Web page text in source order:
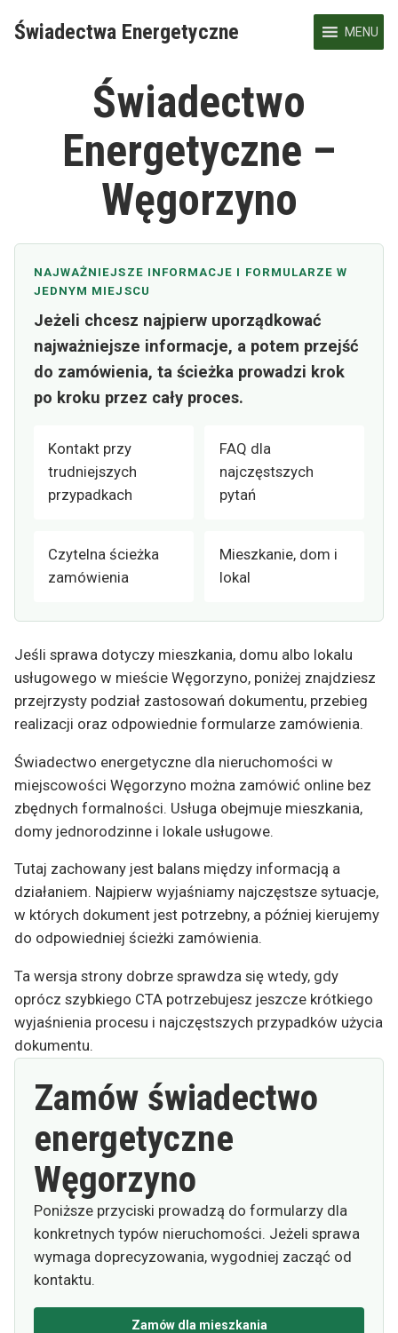
Świadectwa Energetyczne MENU
Świadectwo
Energetyczne –
Węgorzyno
NAJWAŻNIEJSZE INFORMACJE I FORMULARZE W
JEDNYM MIEJSCU
Jeżeli chcesz najpierw uporządkować
najważniejsze informacje, a potem przejść
do zamówienia, ta ścieżka prowadzi krok
po kroku przez cały proces.
Kontakt przy
trudniejszych
przypadkach
FAQ dla
najczęstszych
pytań
Czytelna ścieżka
zamówienia
Mieszkanie, dom i
lokal
Jeśli sprawa dotyczy mieszkania, domu albo lokalu
usługowego w mieście Węgorzyno, poniżej znajdziesz
przejrzysty podział zastosowań dokumentu, przebieg
realizacji oraz odpowiednie formularze zamówienia.
Świadectwo energetyczne dla nieruchomości w
miejscowości Węgorzyno można zamówić online bez
zbędnych formalności. Usługa obejmuje mieszkania,
domy jednorodzinne i lokale usługowe.
Tutaj zachowany jest balans między informacją a
działaniem. Najpierw wyjaśniamy najczęstsze sytuacje,
w których dokument jest potrzebny, a później kierujemy
do odpowiedniej ścieżki zamówienia.
Ta wersja strony dobrze sprawdza się wtedy, gdy
oprócz szybkiego CTA potrzebujesz jeszcze krótkiego
wyjaśnienia procesu i najczęstszych przypadków użycia
dokumentu.
Zamów świadectwo
energetyczne
Węgorzyno
Poniższe przyciski prowadzą do formularzy dla
konkretnych typów nieruchomości. Jeżeli sprawa
wymaga doprecyzowania, wygodniej zacząć od
kontaktu.
Zamów dla mieszkania